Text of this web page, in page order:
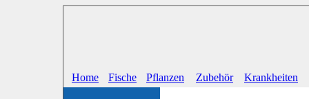
Home Fische Pflanzen Zubehör Krankheiten